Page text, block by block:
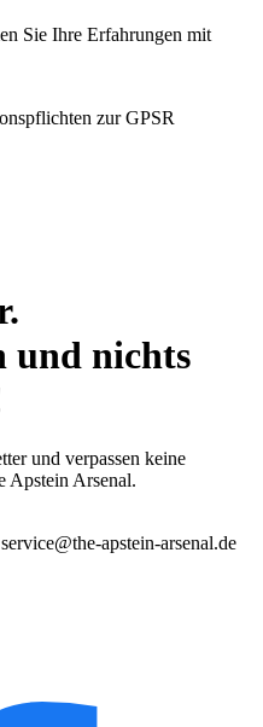
Sie Ihre Erfahrungen mit
zur GPSR
und nichts
und verpassen keine
Apstein Arsenal.
apstein-arsenal.de